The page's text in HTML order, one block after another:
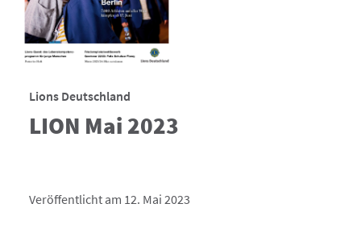
Lions Deutschland
LION Mai 2023
Veröffentlicht am 12. Mai 2023